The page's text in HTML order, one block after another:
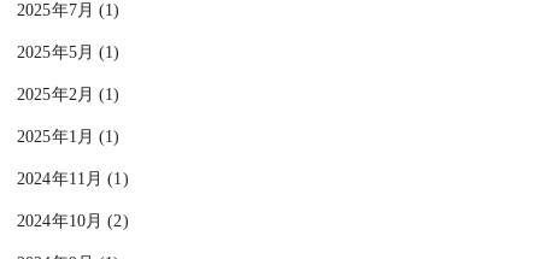
2025年7月 (1)
2025年5月 (1)
2025年2月 (1)
2025年1月 (1)
2024年11月 (1)
2024年10月 (2)